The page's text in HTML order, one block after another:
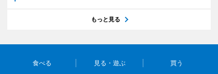
もっと見る
食べる 見る・遊ぶ 買う